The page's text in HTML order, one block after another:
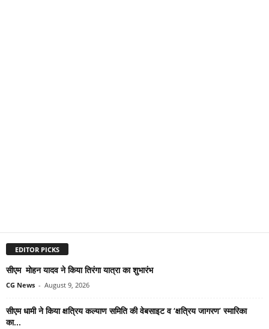
EDITOR PICKS
सीएम मोहन यादव ने किया तिरंगा यात्रा का शुभारंभ
CG News - August 9, 2026
सीएम धामी ने किया क्षत्रिय कल्याण समिति की वेबसाइट व ‘क्षत्रिय जागरण’ स्मारिका
का...